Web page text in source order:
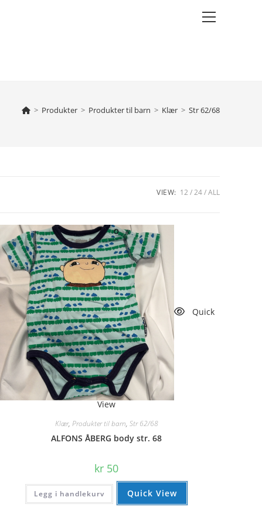
Main
> Produkter > Produkter til barn > Klær > Str 62/68
VIEW: 12 24 ALL
Quick
View
Klær, Produkter til barn, Str 62/68
ALFONS ÅBERG body str. 68
kr 50
Legg i handlekurv Quick View